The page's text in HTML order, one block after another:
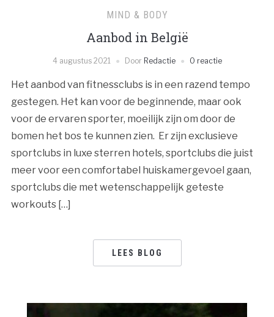
MIND & BODY
Aanbod in België
4 augustus 2021 Door Redactie 0 reactie
Het aanbod van fitnessclubs is in een razend tempo
gestegen. Het kan voor de beginnende, maar ook
voor de ervaren sporter, moeilijk zijn om door de
bomen het bos te kunnen zien. Er zijn exclusieve
sportclubs in luxe sterren hotels, sportclubs die juist
meer voor een comfortabel huiskamergevoel gaan,
sportclubs die met wetenschappelijk geteste
workouts […]
LEES BLOG